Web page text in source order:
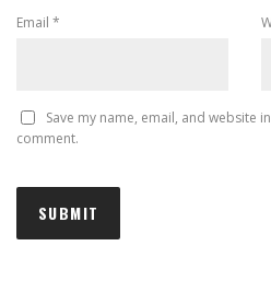
Email *
Save my name, email, and website
comment.